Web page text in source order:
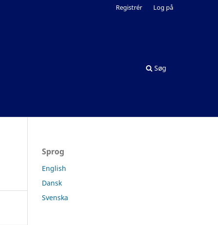
Søg
Registrér Log på
Sprog
English
Dansk
Svenska